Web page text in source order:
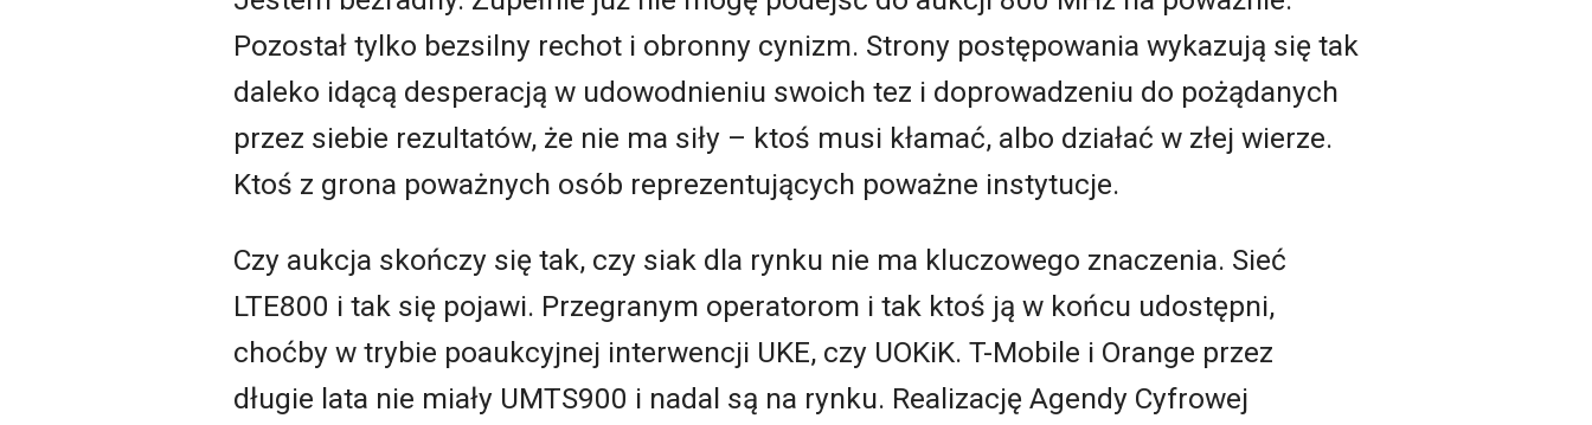
Pozostał tylko bezsilny rechot i obronny cynizm. Strony postępowania wykazują się tak
daleko idącą desperacją w udowodnieniu swoich tez i doprowadzeniu do pożądanych
przez siebie rezultatów, że nie ma siły – ktoś musi kłamać, albo działać w złej wierze.
Ktoś z grona poważnych osób reprezentujących poważne instytucje.
Czy aukcja skończy się tak, czy siak dla rynku nie ma kluczowego znaczenia. Sieć
LTE800 i tak się pojawi. Przegranym operatorom i tak ktoś ją w końcu udostępni,
choćby w trybie poaukcyjnej interwencji UKE, czy UOKiK. T-Mobile i Orange przez
długie lata nie miały UMTS900 i nadal są na rynku. Realizację Agendy Cyfrowej